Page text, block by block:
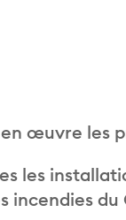
œuvre les
les
incendies du